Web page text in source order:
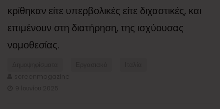
κρίθηκαν είτε υπερβολικές είτε διχαστικές, και
επιμένουν στη διατήρηση, της ισχύουσας
νομοθεσίας.